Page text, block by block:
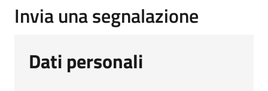
Invia una segnalazione
Dati personali